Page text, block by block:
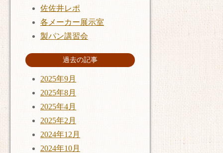
佐佐井レポ
各メーカー展示室
製パン講習会
過去の記事
2025年9月
2025年8月
2025年4月
2025年2月
2024年12月
2024年10月